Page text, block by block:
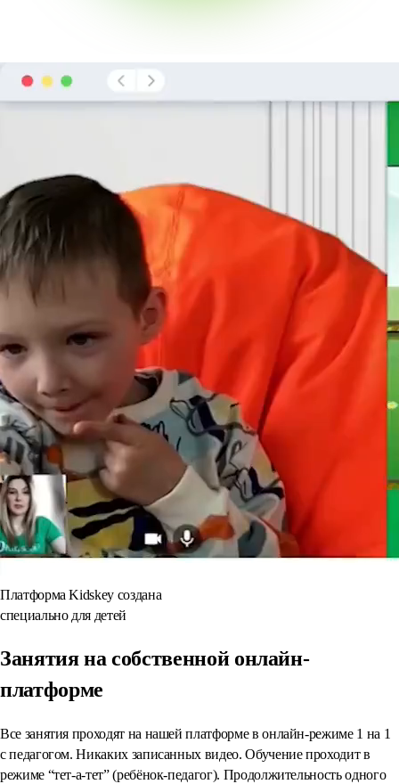
Платформа Kidskey создана
специально для детей
Занятия на собственной онлайн-
платформе
Все занятия проходят на нашей платформе в онлайн-режиме 1 на 1
с педагогом. Никаких записанных видео. Обучение проходит в
режиме “тет-а-тет” (ребёнок-педагог). Продолжительность одного